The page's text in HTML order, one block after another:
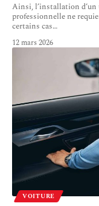
Ainsi, l’installation d’un
professionnelle ne
certains cas…
12 mars 2026
VOITURE